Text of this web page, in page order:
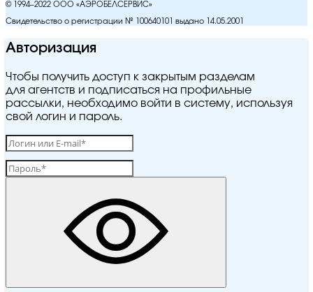
© 1994–2022 ООО «АЭРОБЕЛСЕРВИС»
Свидетельство о регистрации № 100640101 выдано 14.05.2001
Авторизация
Чтобы получить доступ к закрытым разделам
для агентств и подписаться на профильные
рассылки, необходимо войти в систему, используя
свой логин и пароль.